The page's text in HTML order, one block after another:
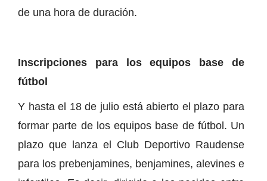
de una hora de duración.
Inscripciones para los equipos base de
fútbol
Y hasta el 18 de julio está abierto el plazo para
formar parte de los equipos base de fútbol. Un
plazo que lanza el Club Deportivo Raudense
para los prebenjamines, benjamines, alevines e